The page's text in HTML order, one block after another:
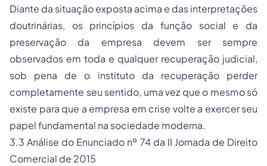
Diante da situação exposta acima e das interpretações
doutrinárias, os princípios da função social e da
preservação da empresa devem ser sempre
observados em toda e qualquer recuperação judicial,
sob pena de o instituto da recuperação perder
completamente seu sentido, uma vez que o mesmo só
existe para que a empresa em crise volte a exercer seu
papel fundamental na sociedade moderna.
3.3 Análise do Enunciado nº 74 da II Jornada de Direito
Comercial de 2015